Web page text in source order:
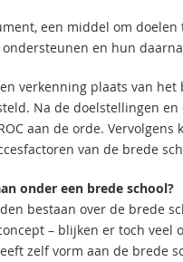
een middel om
en hun
verkenning plaats van
Na de doelstellingen
aan de orde.
van de brede
onder een brede school?
bestaan over de brede
– blijken er toch
zelf vorm aan de brede